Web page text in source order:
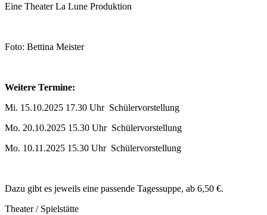
Eine Theater La Lune Produktion
Foto: Bettina Meister
Weitere Termine:
Mi. 15.10.2025 17.30 Uhr Schülervorstellung
Mo. 20.10.2025 15.30 Uhr Schülervorstellung
Mo. 10.11.2025 15.30 Uhr Schülervorstellung
Dazu gibt es jeweils eine passende Tagessuppe, ab 6,50 €.
Theater / Spielstätte